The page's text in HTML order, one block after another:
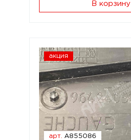
В корзину
акция
арт. A855086